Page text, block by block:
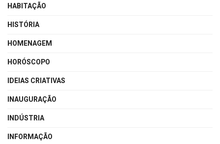
HABITAÇÃO
HISTÓRIA
HOMENAGEM
HORÓSCOPO
IDEIAS CRIATIVAS
INAUGURAÇÃO
INDÚSTRIA
INFORMAÇÃO